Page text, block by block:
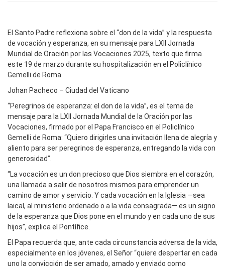
El Santo Padre reflexiona sobre el “don de la vida” y la respuesta
de vocación y esperanza, en su mensaje para LXII Jornada
Mundial de Oración por las Vocaciones 2025, texto que firma
este 19 de marzo durante su hospitalización en el Policlínico
Gemelli de Roma.
Johan Pacheco – Ciudad del Vaticano
“Peregrinos de esperanza: el don de la vida”, es el tema de
mensaje para la LXII Jornada Mundial de la Oración por las
Vocaciones, firmado por el Papa Francisco en el Policlínico
Gemelli de Roma: “Quiero dirigirles una invitación llena de alegría y
aliento para ser peregrinos de esperanza, entregando la vida con
generosidad”.
“La vocación es un don precioso que Dios siembra en el corazón,
una llamada a salir de nosotros mismos para emprender un
camino de amor y servicio. Y cada vocación en la Iglesia —sea
laical, al ministerio ordenado o a la vida consagrada— es un signo
de la esperanza que Dios pone en el mundo y en cada uno de sus
hijos”, explica el Pontífice.
El Papa recuerda que, ante cada circunstancia adversa de la vida,
especialmente en los jóvenes, el Señor “quiere despertar en cada
uno la convicción de ser amado, amado y enviado como